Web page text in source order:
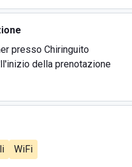
presso Chiringuito
della prenotazione
WiFi